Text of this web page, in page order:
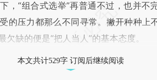
，“组合式选举”再普通不过，也并不
的压力都那么不同寻常。撇开种种上
缺的便是“把人当人”的基本态度。
本文共计529字 订阅后继续阅读